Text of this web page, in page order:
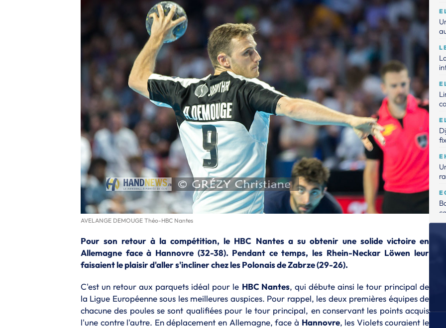
AVELANGE DEMOUGE Théo-HBC Nantes
Pour son retour à la compétition, le HBC Nantes a su obtenir une solide victoire en
Allemagne face à Hannovre (32-38). Pendant ce temps, les Rhein-Neckar Löwen leur
faisaient le plaisir d'aller s'incliner chez les Polonais de Zabrze (29-26).
C'est un retour aux parquets idéal pour le HBC Nantes, qui débute ainsi le tour principal de
la Ligue Européenne sous les meilleures auspices. Pour rappel, les deux premières équipes de
chacune des poules se sont qualifiées pour le tour principal, en conservant les points acquis
l'une contre l'autre. En déplacement en Allemagne, face à Hannovre, les Violets couraient le